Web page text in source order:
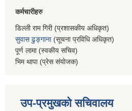
कर्मचारीहरु
डिल्ली राम गिरी (प्रशासकीय अधिकृत)
सुवास ढुङ्गाना(सूचना प्रविधि अधिकृत)
पूर्ण लामा (स्वकीय सचिव)
भिम थापा (प्रेस संयोजक)
उप-प्रमुखको सचिवालय